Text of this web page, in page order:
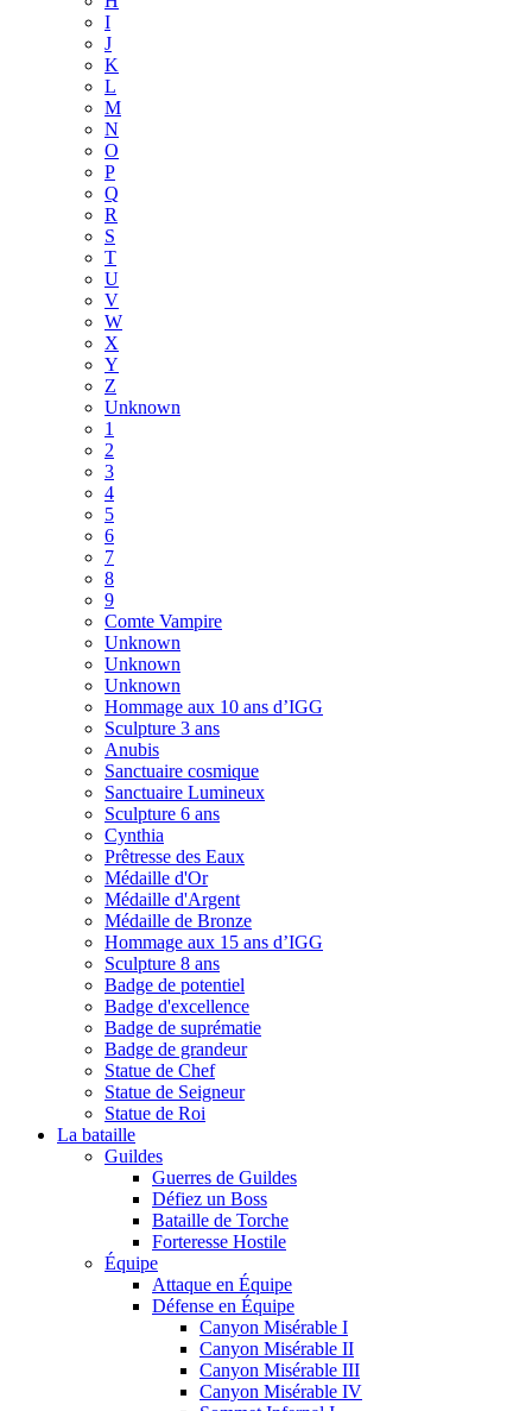
I
J
K
L
M
N
O
P
Q
R
S
T
U
V
W
X
Y
Z
Unknown
1
2
3
4
5
6
7
8
9
Comte Vampire
Unknown
Unknown
Unknown
Hommage aux 10 ans d’IGG
Sculpture 3 ans
Anubis
Sanctuaire cosmique
Sanctuaire Lumineux
Sculpture 6 ans
Cynthia
Prêtresse des Eaux
Médaille d'Or
Médaille d'Argent
Médaille de Bronze
Hommage aux 15 ans d’IGG
Sculpture 8 ans
Badge de potentiel
Badge d'excellence
Badge de suprématie
Badge de grandeur
Statue de Chef
Statue de Seigneur
Statue de Roi
La bataille
Guildes
Guerres de Guildes
Défiez un Boss
Bataille de Torche
Forteresse Hostile
Équipe
Attaque en Équipe
Défense en Équipe
Canyon Misérable I
Canyon Misérable II
Canyon Misérable III
Canyon Misérable IV